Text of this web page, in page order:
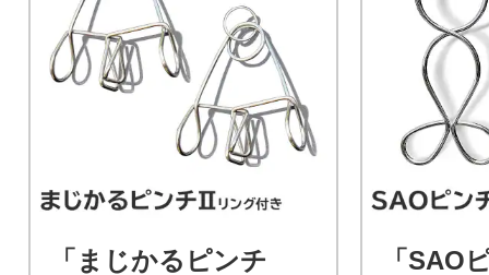
「まじかるピンチ
「SAO